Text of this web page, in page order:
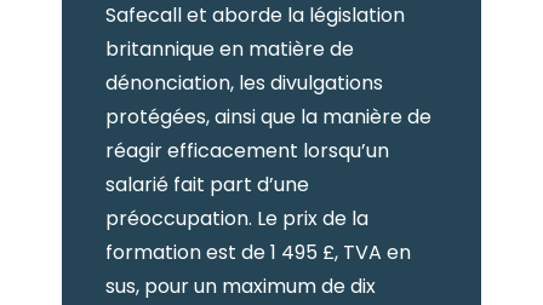
Safecall et aborde la législation
britannique en matière de
dénonciation, les divulgations
protégées, ainsi que la manière de
réagir efficacement lorsqu’un
salarié fait part d’une
préoccupation. Le prix de la
formation est de 1 495 £, TVA en
sus, pour un maximum de dix